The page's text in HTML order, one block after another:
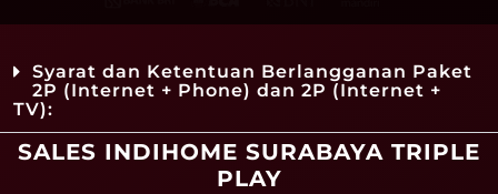
Syarat dan Ketentuan Berlangganan Paket
2P (Internet + Phone) dan 2P (Internet +
TV):
SALES INDIHOME SURABAYA TRIPLE
PLAY